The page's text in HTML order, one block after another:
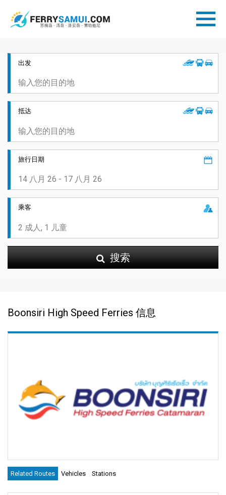
出发
抵达
旅行日期
乘客
搜索
Boonsiri High Speed Ferries 信息
探索布恩西里渡輪 - 快速舒適的旅行
Related Routes Vehicles Stations